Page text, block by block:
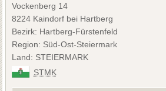
Vockenberg 14
8224 Kaindorf bei Hartberg
Bezirk: Hartberg-Fürstenfeld
Region: Süd-Ost-Steiermark
Land: STEIERMARK
STMK